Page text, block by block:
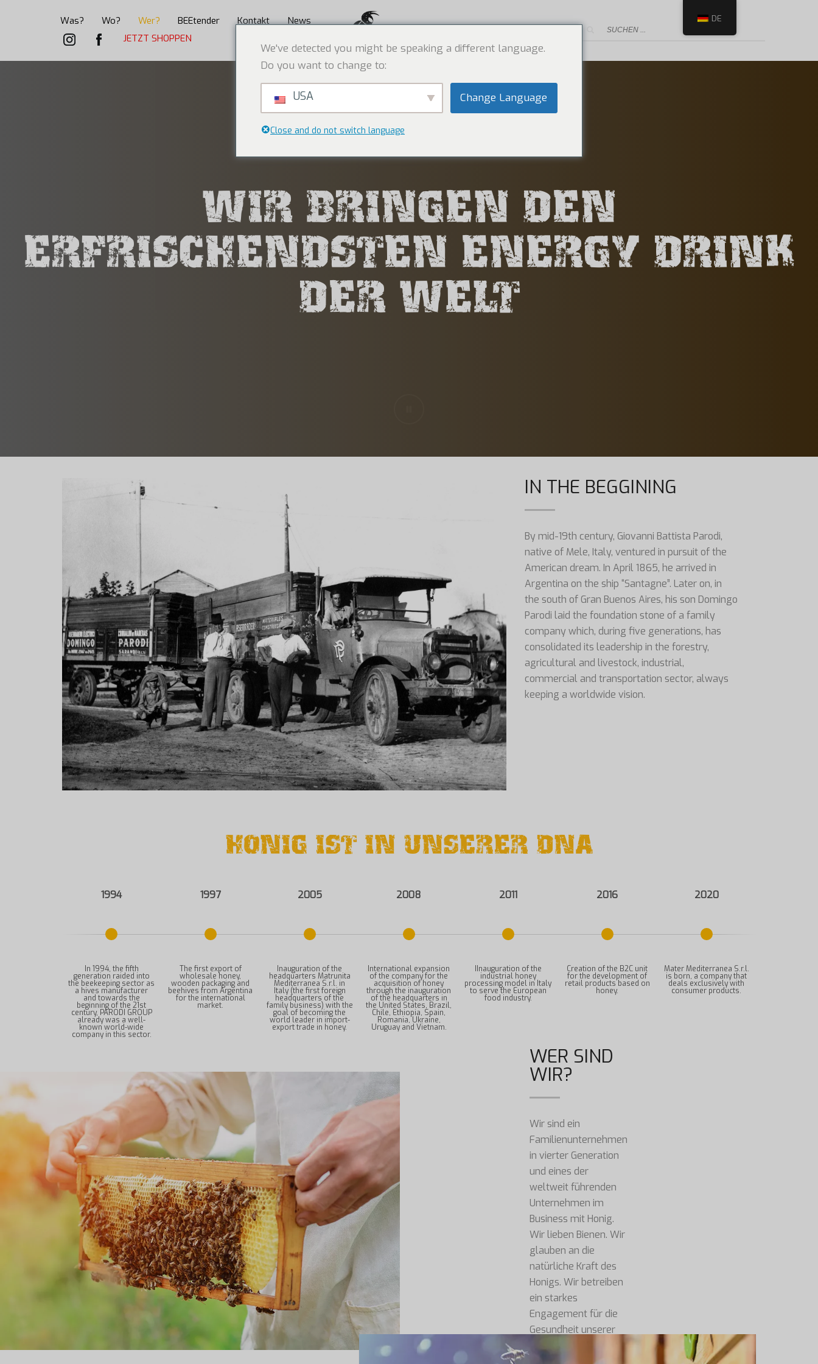
Was? Wo? Wer? BEEtender Kontakt
News
JETZT SHOPPEN
WIR BRINGEN DEN
ERFRISCHENDSTEN ENERGY DRINK
DER WELT
IN THE BEGGINING
By mid-19th century, Giovanni Battista Parodi,
native of Mele, Italy, ventured in pursuit of the
American dream. In April 1865, he arrived in
Argentina on the ship “Santagne”. Later on, in
the south of Gran Buenos Aires, his son Domingo
Parodi laid the foundation stone of a family
company which, during five generations, has
consolidated its leadership in the forestry,
agricultural and livestock, industrial,
commercial and transportation sector, always
keeping a worldwide vision.
HONIG IST IN UNSERER DNA
1994
In 1994, the fifth
generation raided into
the beekeeping sector as
a hives manufacturer
and towards the
beginning of the 21st
century, PARODI GROUP
already was a well-
known world-wide
company in this sector.
1997
The first export of
wholesale honey,
wooden packaging and
beehives from Argentina
for the international
market.
2005
Inauguration of the
headquarters Matrunita
Mediterranea S.r.l. in
Italy (the first foreign
headquarters of the
family business) with the
goal of becoming the
world leader in import-
export trade in honey.
2008
International expansion
of the company for the
acquisition of honey
through the inauguration
of the headquarters in
the United States, Brazil,
Chile, Ethiopia, Spain,
Romania, Ukraine,
Uruguay and Vietnam.
2011
IInauguration of the
industrial honey
processing model in Italy
to serve the European
food industry.
2016
Creation of the B2C unit
for the development of
retail products based on
honey.
2020
Mater Mediterranea S.r.l.
is born, a company that
deals exclusively with
consumer products.
WER SIND
WIR?
Wir sind ein
Familienunternehmen
in vierter Generation
und eines der
weltweit führenden
Unternehmen im
Business mit Honig.
Wir lieben Bienen. Wir
glauben an die
natürliche Kraft des
Honigs. Wir betreiben
ein starkes
Engagement für die
Gesundheit unserer
die Gesundheit der
DE
We've detected you might be speaking a different language.
Do you want to change to:
USA Change Language
Close and do not switch language